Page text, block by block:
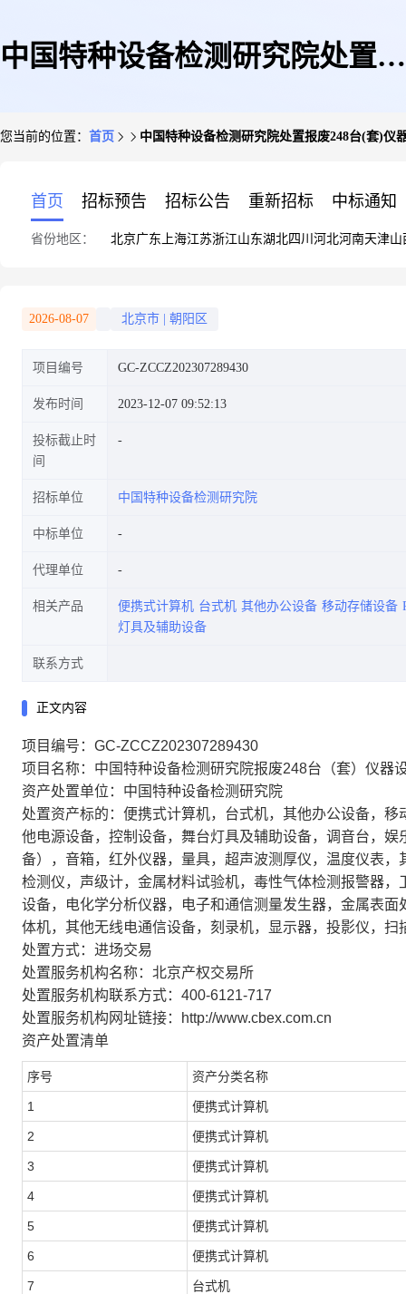
中国特种设备检测研究院处置报
您当前的位置： 首页 中国特种设备检测研究院处置报废248台(套)仪
首页 招标预告 招标公告 重新招标 中标通知
省份地区： 北京广东 上海江苏浙江山东湖北四川 河北河南天津山
2026-08-07 北京市 朝阳区
项目编号 GC-ZCCZ202307289430
发布时间 2023-12-07 09:52:13
投标截止时
间
招标单位 中国特种设备检测研究院
中标单位
代理单位
相关产品 便携式计算机 台式机 其他办公设备 移动存储设备
灯具及辅助设备
联系方式
正文内容
项目编号：GC-ZCCZ202307289430
项目名称：中国特种设备检测研究院报废248台（套）仪器
资产处置单位：中国特种设备检测研究院
处置资产标的：便携式计算机，台式机，其他办公设备，
他电源设备，控制设备，舞台灯具及辅助设备，调音台，
备），音箱，红外仪器，量具，超声波测厚仪，温度仪表
检测仪，声级计，金属材料试验机，毒性气体检测报警器
设备，电化学分析仪器，电子和通信测量发生器，金属表
体机，其他无线电通信设备，刻录机，显示器，投影仪，扫
处置方式：进场交易
处置服务机构名称：北京产权交易所
处置服务机构联系方式：400-6121-717
处置服务机构网址链接：http://www.cbex.com.cn
资产处置清单
序号 资产分类名称
1 便携式计算机
2 便携式计算机
3 便携式计算机
4 便携式计算机
5 便携式计算机
6 便携式计算机
7 台式机